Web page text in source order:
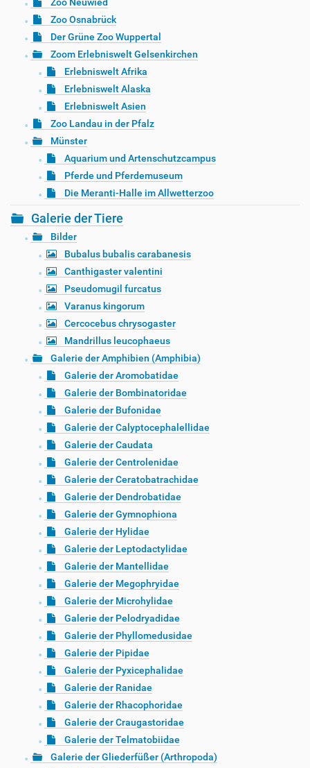
Zoo Neuwied
Zoo Osnabrück
Der Grüne Zoo Wuppertal
Zoom Erlebniswelt Gelsenkirchen
Erlebniswelt Afrika
Erlebniswelt Alaska
Erlebniswelt Asien
Zoo Landau in der Pfalz
Münster
Aquarium und Artenschutzcampus
Pferde und Pferdemuseum
Die Meranti-Halle im Allwetterzoo
Galerie der Tiere
Bilder
Bubalus bubalis carabanesis
Canthigaster valentini
Pseudomugil furcatus
Varanus kingorum
Cercocebus chrysogaster
Mandrillus leucophaeus
Galerie der Amphibien (Amphibia)
Galerie der Aromobatidae
Galerie der Bombinatoridae
Galerie der Bufonidae
Galerie der Calyptocephalellidae
Galerie der Caudata
Galerie der Centrolenidae
Galerie der Ceratobatrachidae
Galerie der Dendrobatidae
Galerie der Gymnophiona
Galerie der Hylidae
Galerie der Leptodactylidae
Galerie der Mantellidae
Galerie der Megophryidae
Galerie der Microhylidae
Galerie der Pelodryadidae
Galerie der Phyllomedusidae
Galerie der Pipidae
Galerie der Pyxicephalidae
Galerie der Ranidae
Galerie der Rhacophoridae
Galerie der Craugastoridae
Galerie der Telmatobiidae
Galerie der Gliederfüßer (Arthropoda)